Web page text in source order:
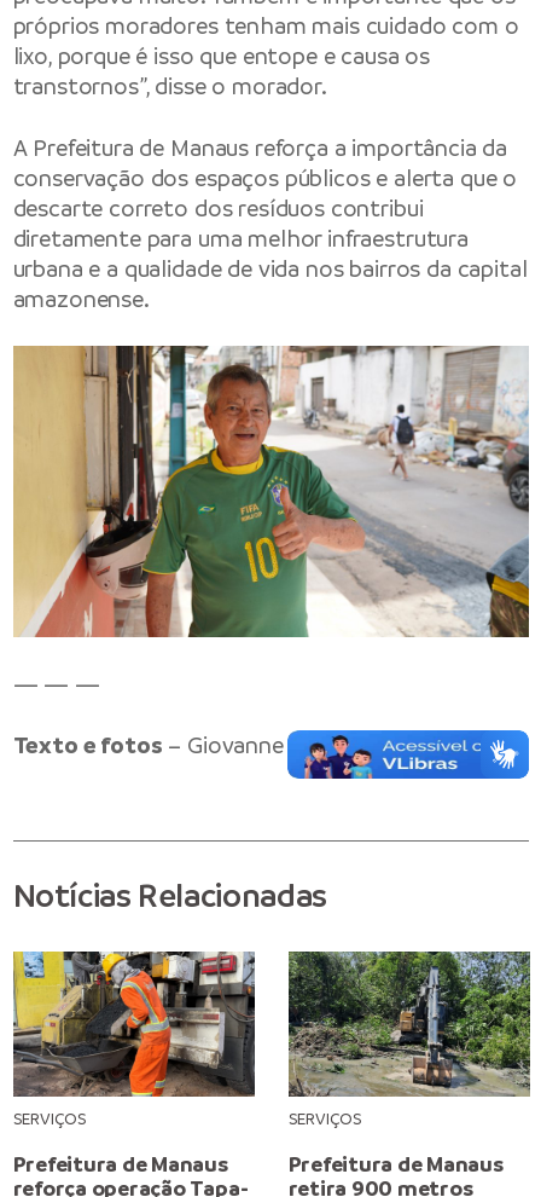
próprios moradores tenham mais cuidado com o
lixo, porque é isso que entope e causa os
transtornos”, disse o morador.
A Prefeitura de Manaus reforça a importância da
conservação dos espaços públicos e alerta que o
descarte correto dos resíduos contribui
diretamente para uma melhor infraestrutura
urbana e a qualidade de vida nos bairros da capital
amazonense.
— — —
Texto e fotos – Giovanne Serafim/Seminf
Notícias Relacionadas
SERVIÇOS
Prefeitura de Manaus
reforça operação Tapa-
SERVIÇOS
Prefeitura de Manaus
retira 900 metros